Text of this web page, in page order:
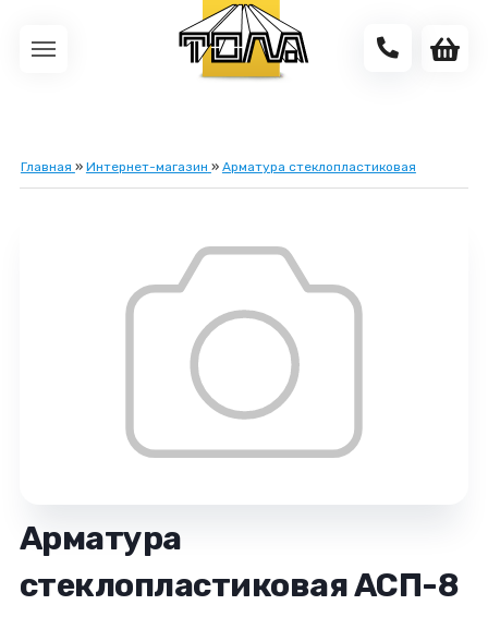
Главная » Интернет-магазин » Арматура стеклопластиковая
Арматура
стеклопластиковая АСП-8